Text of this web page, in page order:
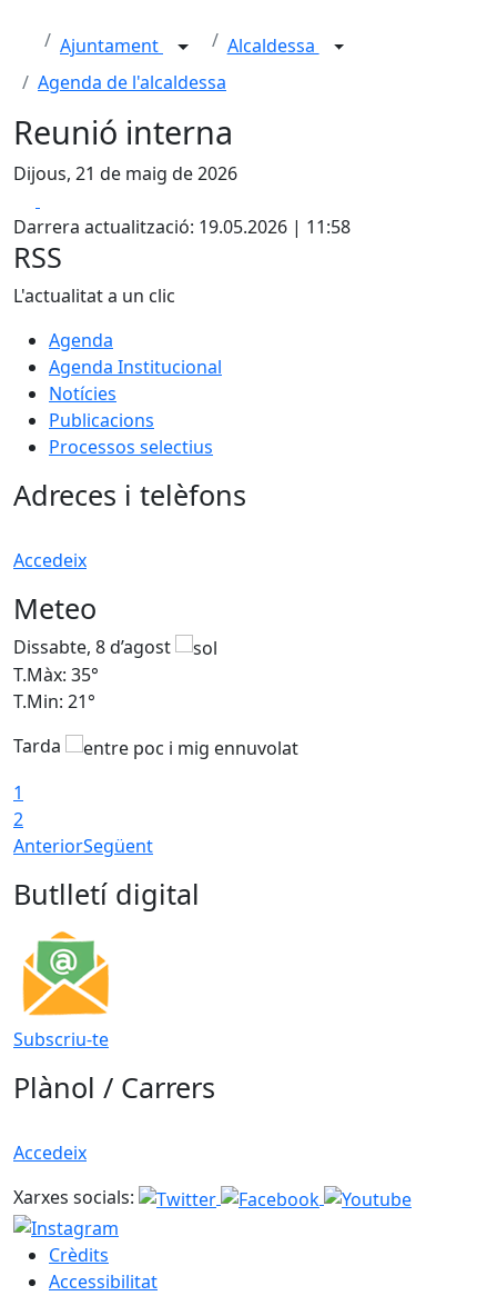
Ajuntament
Alcaldessa
Agenda de l'alcaldessa
Reunió interna
Dijous, 21 de maig de 2026
Darrera actualització: 19.05.2026 | 11:58
RSS
L'actualitat a un clic
Agenda
Agenda Institucional
Notícies
Publicacions
Processos selectius
Adreces i telèfons
Accedeix
Meteo
Dissabte, 8 d’agost
T.Màx: 35°
T.Min: 21°
Tarda
1
2
AnteriorSegüent
Butlletí digital
Subscriu-te
Plànol / Carrers
Accedeix
Xarxes socials:
Crèdits
Accessibilitat